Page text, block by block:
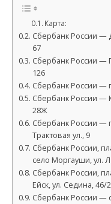
Карта:
Сбербанк России —
67
Сбербанк России —
126
Сбербанк России —
Сбербанк России —
28Ж
Сбербанк России —
Трактовая ул., 9
Сбербанк России,
село Моргауши, ул.
Сбербанк России,
Ейск, ул. Седина, 46/2
Сбербанк России —